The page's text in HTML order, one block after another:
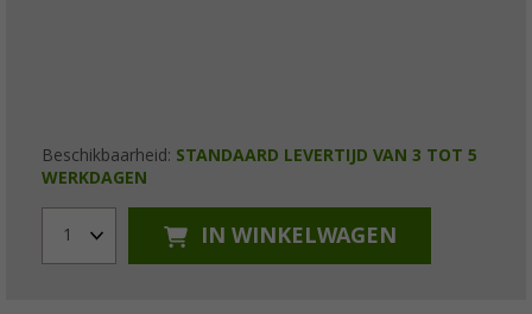
Beschikbaarheid: STANDAARD LEVERTIJD VAN 3 TOT 5
WERKDAGEN
1 IN WINKELWAGEN